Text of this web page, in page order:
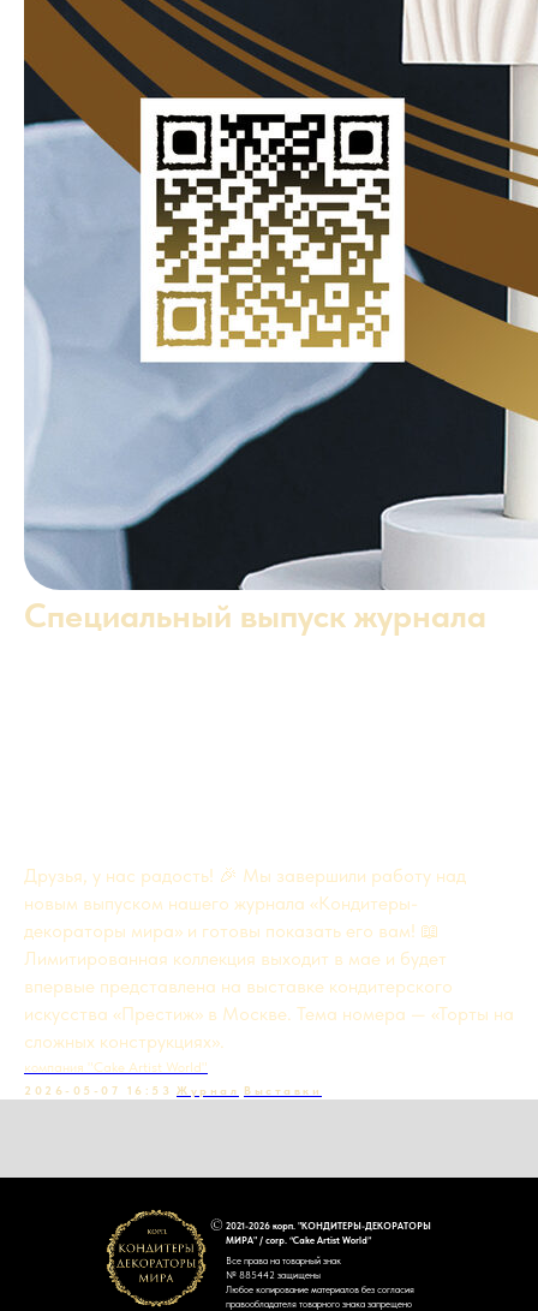
Специальный выпуск журнала
Друзья, у нас радость! 🎉 Мы завершили работу над
новым выпуском нашего журнала «Кондитеры-
декораторы мира» и готовы показать его вам! 📖
Лимитированная коллекция выходит в мае и будет
впервые представлена на выставке кондитерского
искусства «Престиж» в Москве. Тема номера — «Торты на
сложных конструкциях».
компания "Cake Artist World"
2026-05-07 16:53 Журнал Выставки
2021-2026 корп. "КОНДИТЕРЫ-ДЕКОРАТОРЫ
МИРА" / corp. “Cake Artist World”
Все права на товарный знак
№ 885442 защищены
Любое копирование материалов без согласия
правообладателя товарного знака запрещено